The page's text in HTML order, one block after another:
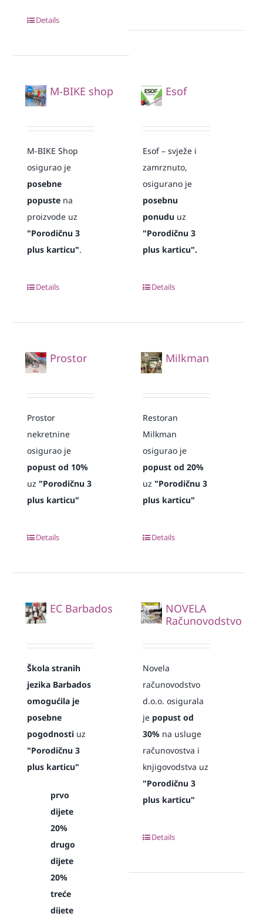
Details
M-BIKE shop
M-BIKE Shop
osigurao je
posebne
popustena
proizvode uz
"Porodičnu 3
plus karticu".
Details
Esof
Esof – svježe i
zamrznuto,
osigurano je
posebnu
ponudu uz
"Porodičnu 3
plus karticu".
Details
Prostor
Prostor
nekretnine
osigurao je
popust od 10%
uz "Porodičnu 3
plus karticu"
Details
Milkman
Restoran
Milkman
osigurao je
popust od 20%
uz"Porodičnu 3
plus karticu"
Details
EC Barbados
Škola stranih
jezika Barbados
omogućila je
posebne
pogodnostiuz
"Porodičnu 3
plus karticu"
prvo
dijete
20%
drugo
dijete
20%
treće
dijete
NOVELA
Računovodstvo
Novela
računovodstvo
d.o.o. osigurala
je popust od
30% na usluge
računovostva i
knjigovodstva uz
"Porodičnu 3
plus karticu"
Details